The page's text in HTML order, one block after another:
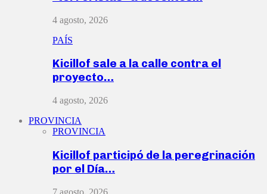
4 agosto, 2026
PAÍS
Kicillof sale a la calle contra el
proyecto…
4 agosto, 2026
PROVINCIA
PROVINCIA
Kicillof participó de la peregrinación
por el Día…
7 agosto, 2026